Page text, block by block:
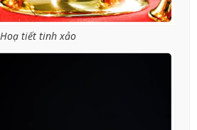
Hoạ tiết tinh xảo